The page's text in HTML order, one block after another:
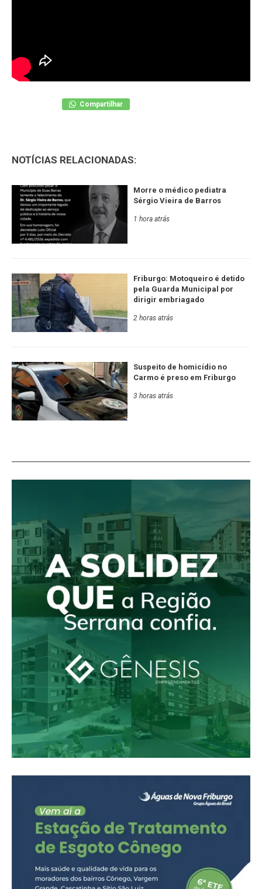
Compartilhar
NOTÍCIAS RELACIONADAS:
Morre o médico pediatra
Sérgio Vieira de Barros
1 hora atrás
Friburgo: Motoqueiro é detido
pela Guarda Municipal por
dirigir embriagado
2 horas atrás
Suspeito de homicídio no
Carmo é preso em Friburgo
3 horas atrás